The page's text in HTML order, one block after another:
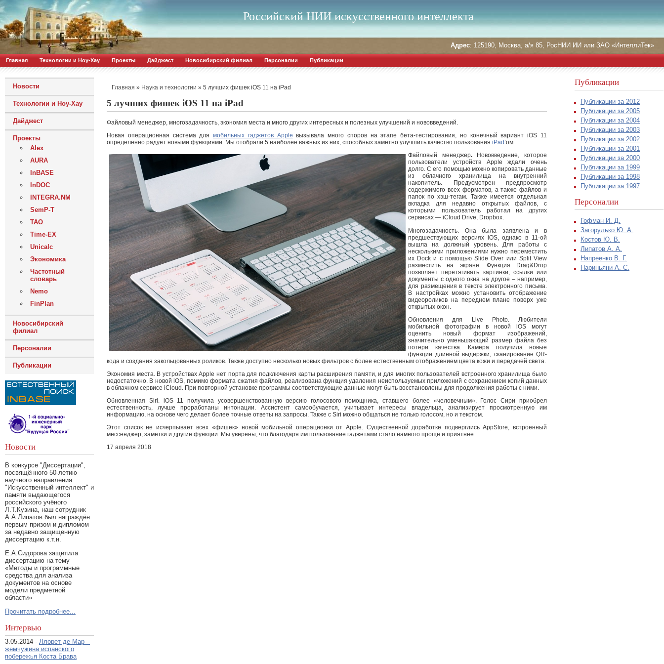
Российский НИИ искусственного интеллекта
Адрес: 125190, Москва, а/я 85, РосНИИ ИИ или ЗАО «ИнтеллиТек»
Главная Технологии и Ноу-Хау Проекты Дайджест Новосибирский филиал Персоналии Публикации
Новости
Технологии и Ноу-Хау
Дайджест
Проекты
Alex
AURA
InBASE
InDOC
INTEGRA.NM
SemP-T
ТАО
Time-EX
Unicalc
Экономика
Частотный
словарь
Nemo
FinPlan
Новосибирский
филиал
Персоналии
Публикации
Новости
В конкурсе "Диссертации",
посвящённого 50-летию
научного направления
"Искусственный интеллект" и
памяти выдающегося
российского учёного
Л.Т.Кузина, наш сотрудник
А.А.Липатов был награждён
первым призом и дипломом
за недавно защищенную
диссертацию к.т.н.
Е.А.Сидорова защитила
диссертацию на тему
«Методы и программные
средства для анализа
документов на основе
модели предметной
области»
Прочитать подробнее...
Интервью
3.05.2014 - Ллорет де Мар –
жемчужина испанского
побережья Коста Брава
Главная » Наука и технологии » 5 лучших фишек iOS 11 на iPad
5 лучших фишек iOS 11 на iPad
Файловый менеджер, многозадачность, экономия места и много других интересных и полезных улучшений и нововведений.
Новая операционная система длямобильных гаджетов Apple вызывала много споров на этапе бета-тестирования, но конечный вариант iOS 11
определенно радует новыми функциями. Мы отобрали 5 наиболее важных из них, способных заметно улучшить качество пользования iPad’ом.
Файловый менеджер.Нововведение, которое
пользователи устройств Apple ждали очень
долго. С его помощью можно копировать данные
из облачного хранилища на внутренний
накопитель. Предусмотрен предпросмотр
содержимого всех форматов, а также файлов и
папок по хэш-тегам. Также имеется отдельная
вкладка для недавно открытых файлов, с
которыми пользователь работал на других
сервисах — iCloud Drive, Dropbox.
Многозадачность. Она была заявлена и в
предшествующих версиях iOS, однако в 11-ой
вышла на должный уровень. Для работы с
несколькими приложениями нужно переместить
их Dock и с помощью Slide Over или Split View
разместить на экране. Функция Drag&Drop
позволяет перетягивать картинки, ссылки или
документы с одного окна на другое – например,
для размещения в тексте электронного письма.
В настройках можно установить отображение
видеороликов на переднем плане поверх уже
открытых окон.
Обновления для Live Photo. Любители
мобильной фотографии в новой iOS могут
оценить новый формат изображений,
значительно уменьшающий размер файла без
потери качества. Камера получила новые
функции длинной выдержки, сканирование QR-
кода и создания закольцованных роликов. Также доступно несколько новых фильтров с более естественным отображением цвета кожи и передачей света.
Экономия места. В устройствах Apple нет порта для подключения карты расширения памяти, и для многих пользователей встроенного хранилища было
недостаточно. В новой iOS, помимо формата сжатия файлов, реализована функция удаления неиспользуемых приложений с сохранением копий данных
в облачном сервисе iCloud. При повторной установке программы соответствующие данные могут быть восстановлены для продолжения работы с ними.
Обновленная Siri. iOS 11 получила усовершенствованную версию голосового помощника, ставшего более «человечным». Голос Сири приобрел
естественность, лучше проработаны интонации. Ассистент самообучается, учитывает интересы владельца, анализирует просмотренную им
информацию, на основе чего делает более точные ответы на запросы. Также с Siri можно общаться не только голосом, но и текстом.
Этот список не исчерпывает всех «фишек» новой мобильной операционки от Apple. Существенной доработке подверглись AppStore, встроенный
мессенджер, заметки и другие функции. Мы уверены, что благодаря им пользование гаджетами стало намного проще и приятнее.
17 апреля 2018
Публикации
Публикации за 2012
Публикации за 2005
Публикации за 2004
Публикации за 2003
Публикации за 2002
Публикации за 2001
Публикации за 2000
Публикации за 1999
Публикации за 1998
Публикации за 1997
Персоналии
Гофман И. Д.
Загорулько Ю. А.
Костов Ю. В.
Липатов А. А.
Напреенко В. Г.
Нариньяни А. С.